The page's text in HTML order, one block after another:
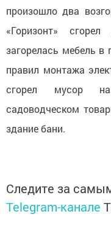
произошло два
«Горизонт»
загорелась мебель
правил монтажа
сгорел мусор
садоводческом
здание бани.
Следите за
Telegram-канале